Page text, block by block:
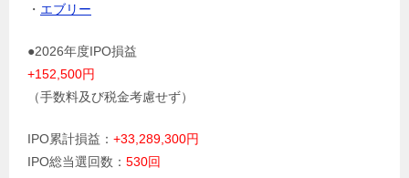
・ エブリー
●2026年度IPO損益
+152,500円
（手数料及び税金考慮せず）
IPO累計損益： +33,289,300円
IPO総当選回数： 530回